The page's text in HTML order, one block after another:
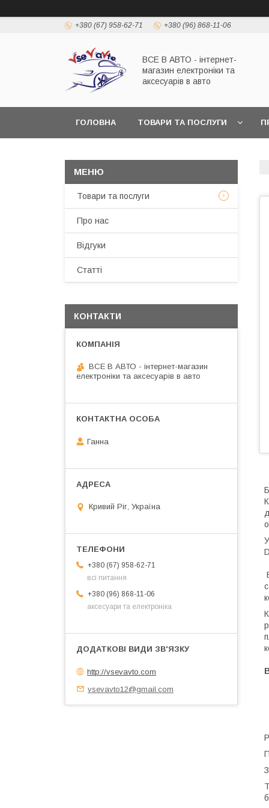
+380 (67) 958-62-71 +380 (96) 868-11-06
ВСЕ В АВТО - інтернет-
магазин електроніки та
аксесуарів в авто
ГОЛОВНА ТОВАРИ ТА ПОСЛУГИ
Товари та послуги
Про нас
Відгуки
Статті
КОНТАКТИ
ВСЕ В АВТО - інтернет-магазин
електроніки та аксесуарів в авто
Ганна
Кривий Ріг, Україна
+380 (67) 958-62-71
всі питання
+380 (96) 868-11-06
аксесуари та електроніка
http://vsevavto.com
vsevavto12@gmail.com